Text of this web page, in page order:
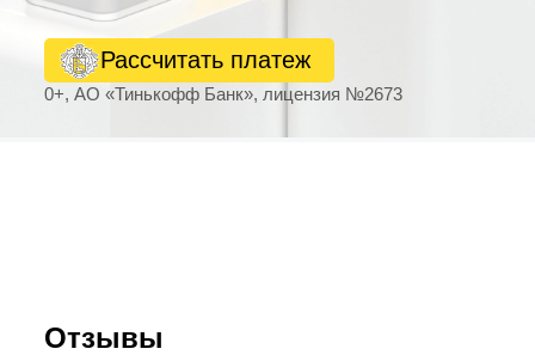
0+, АО «Тинькофф Банк», лицензия №2673
Рассчитать платеж
Отзывы